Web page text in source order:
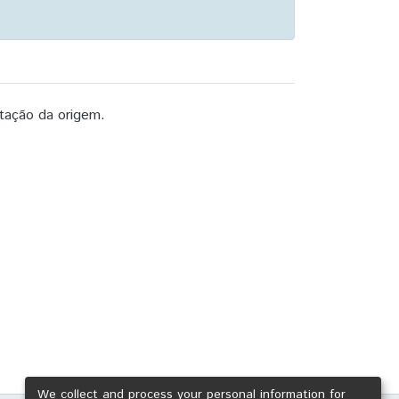
da origem.
We collect and process your personal information for